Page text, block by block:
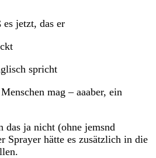
jetzt, das er
spricht
mag – aaaber, ein
das ja nicht (ohne jemsnd
Sprayer hätte es zusätzlich in die